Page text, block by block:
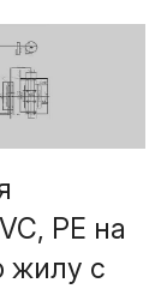
PE на
жилу c